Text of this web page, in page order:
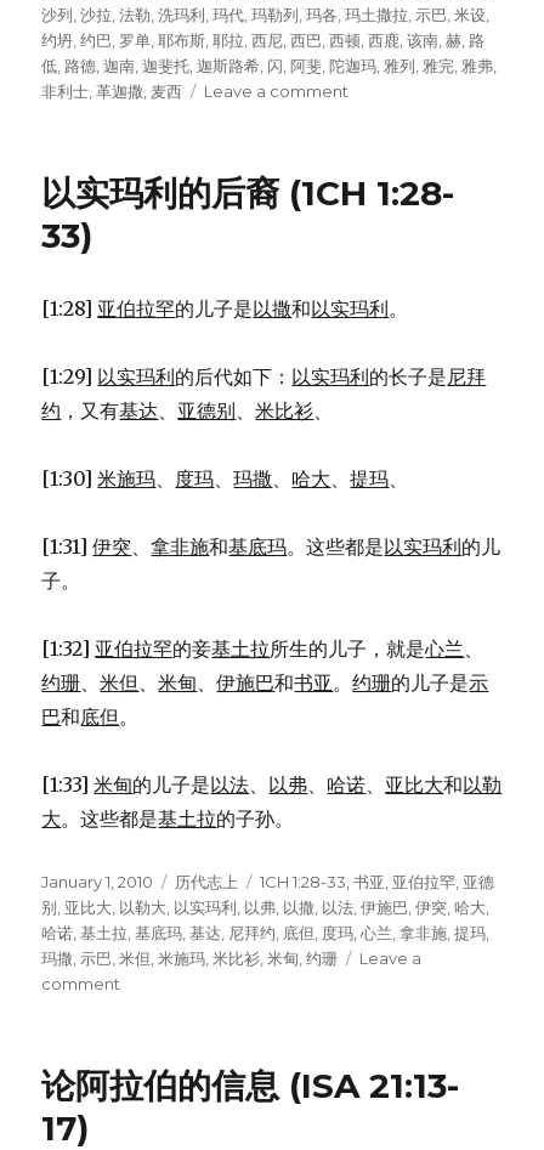
沙列 ,沙拉 ,法勒 ,洗玛利 ,玛代 ,玛勒列 ,玛各 ,玛土撒拉 示巴 ,米设
约坍 ,约巴 罗单 ,耶布斯 ,耶拉 ,西尼 ,西巴 ,西顿 ,西鹿 ,该南 ,赫 路
低 路德 ,迦南 ,迦斐托 ,迦斯路希 闪 ,阿斐 ,陀迦玛 雅列 雅完 雅弗
非利士 ,革迦撒 麦西 Leave a comment
到
(1CH
27)
以实玛利的后裔 (1CH 1:28-
33)
[1:28] 亚伯拉罕的儿子是以撒和以实玛利。
[1:29] 以实玛利的后代如下： 以实玛利的长子是尼拜
约 ，又有基达、 亚德别、米比衫、
[1:30]米施玛、 度玛、玛撒、 哈大、提玛、
[1:31]伊突、拿非施和基底玛。这些都是以实玛利的儿
子。
[1:32] 亚伯拉罕的妾基土拉所生的儿子，就是心兰、
约珊、米但 、米甸、伊施巴和书亚。约珊的儿子是示
巴和底但。
[1:33]米甸的儿子是以法、 以弗、 哈诺、 亚比大和以勒
大。这些都是基土拉的子孙。
Posted
on
January 1, 2010 Categories
历代志上 Tags
1CH 1:28-33 ,书亚 亚伯拉罕 亚德
别 亚比大 以勒大 以实玛利 以弗 以撒 以法 ,伊施巴 ,伊突 ,哈大
哈诺 ,基土拉 ,基底玛 ,基达 尼拜约 底但 度玛 ,心兰 ,拿非施 ,提玛
玛撒 示巴 ,米但 ,米施玛 ,米比衫 ,米甸 ,约珊
Leave a
comment
利
论阿拉伯的信息 (ISA 21:13-
17)